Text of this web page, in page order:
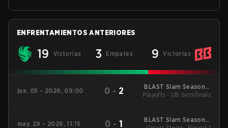
ENFRENTAMIENTOS ANTERIORES
19 Victorias 3 Empates 9 Victorias
jun. 05 - 2026, 09:00 0 - 2
BLAST Slam Season 7
2026
Playoffs - UB Semifinals
may. 29 - 2026, 11:15 0 -1
BLAST Slam Season 7